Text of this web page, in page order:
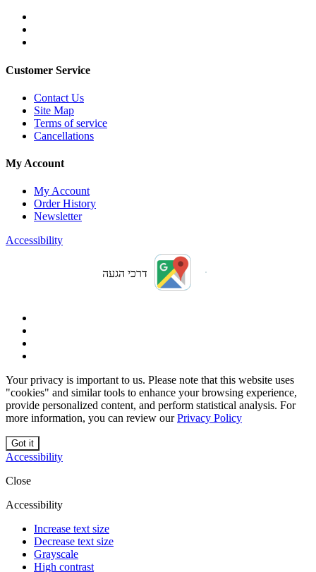
Customer Service
Contact Us
Site Map
Terms of service
Cancellations
My Account
My Account
Order History
Newsletter
Accessibility
דרכי הגעה
Your privacy is important to us. Please note that this website uses
"cookies" and similar tools to enhance your browsing experience,
provide personalized content, and perform statistical analysis. For
more information, you can review ourPrivacy Policy
Got it
Accessibility
Close
Accessibility
Increase text size
Decrease text size
Grayscale
High contrast